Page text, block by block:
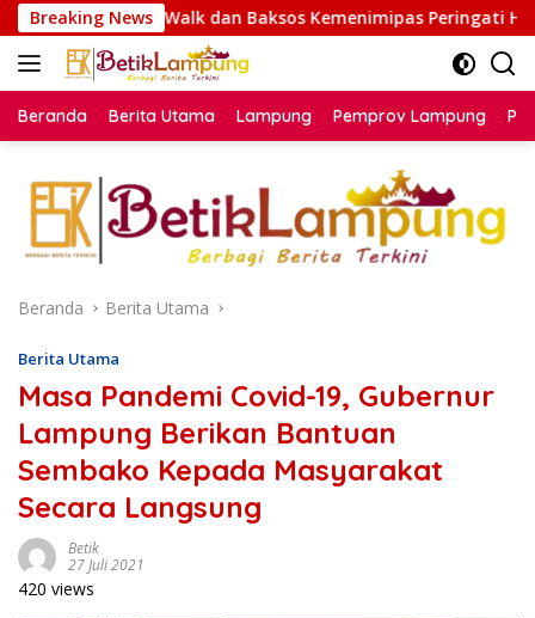
Langsung
ke
konten
Breaking News
dan Baksos Kemenimipas Peringati HUT ke-81 RI
Beranda Berita Utama Lampung Pemprov Lampung
Beranda Berita Utama
Berita Utama
Masa Pandemi Covid-19, Gubernur
Lampung Berikan Bantuan
Sembako Kepada Masyarakat
Secara Langsung
Betik
27 Juli 2021
420 views